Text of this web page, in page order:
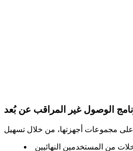
الوصول غير المراقب عن بُعد